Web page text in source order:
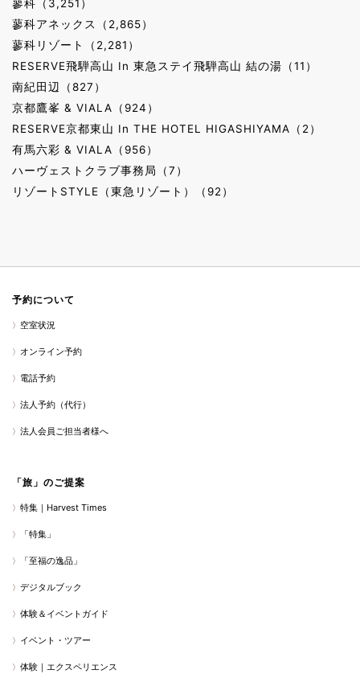
蓼科（3,251）
蓼科アネックス（2,865）
蓼科リゾート（2,281）
RESERVE飛騨高山 In 東急ステイ飛騨高山 結の湯（11）
南紀田辺（827）
京都鷹峯 & VIALA（924）
RESERVE京都東山 In THE HOTEL HIGASHIYAMA（2）
有馬六彩 & VIALA（956）
ハーヴェストクラブ事務局（7）
リゾートSTYLE（東急リゾート）（92）
予約について
空室状況
オンライン予約
電話予約
法人予約（代行）
法人会員ご担当者様へ
「旅」のご提案
特集｜Harvest Times
「特集」
「至福の逸品」
デジタルブック
体験＆イベントガイド
イベント・ツアー
体験｜エクスペリエンス